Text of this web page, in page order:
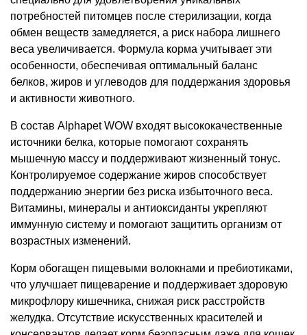
потребностей питомцев после стерилизации, когда
обмен веществ замедляется, а риск набора лишнего
веса увеличивается. Формула корма учитывает эти
особенности, обеспечивая оптимальный баланс
белков, жиров и углеводов для поддержания здоровья
и активности животного.
В состав Alphapet WOW входят высококачественные
источники белка, которые помогают сохранять
мышечную массу и поддерживают жизненный тонус.
Контролируемое содержание жиров способствует
поддержанию энергии без риска избыточного веса.
Витамины, минералы и антиоксиданты укрепляют
иммунную систему и помогают защитить организм от
возрастных изменений.
Корм обогащен пищевыми волокнами и пребиотиками,
что улучшает пищеварение и поддерживает здоровую
микрофлору кишечника, снижая риск расстройств
желудка. Отсутствие искусственных красителей и